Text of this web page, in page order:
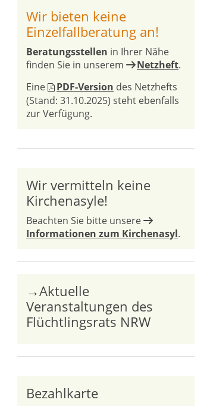
Wir bieten keine
Einzelfallberatung an!
Beratungsstellen in Ihrer Nähe
finden Sie in unserem
Netzheft.
Eine
PDF-Version des Netzhefts
(Stand: 31.10.2025) steht ebenfalls
zur Verfügung.
Wir vermitteln keine
Kirchenasyle!
Beachten Sie bitte unsere
Informationen zum Kirchenasyl.
→Aktuelle
Veranstaltungen des
Flüchtlingsrats NRW
Bezahlkarte